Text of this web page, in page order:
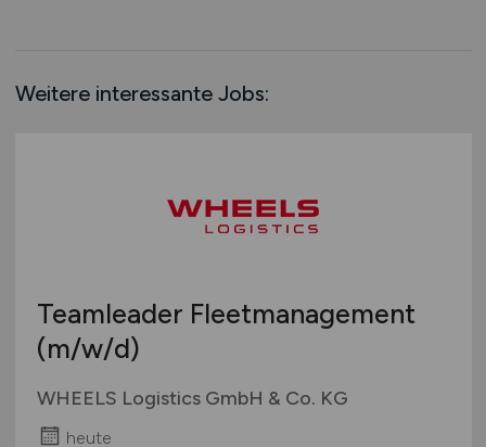
International
Weitere interessante Jobs:
Teamleader Fleetmanagement
(m/w/d)
WHEELS Logistics GmbH & Co. KG
heute